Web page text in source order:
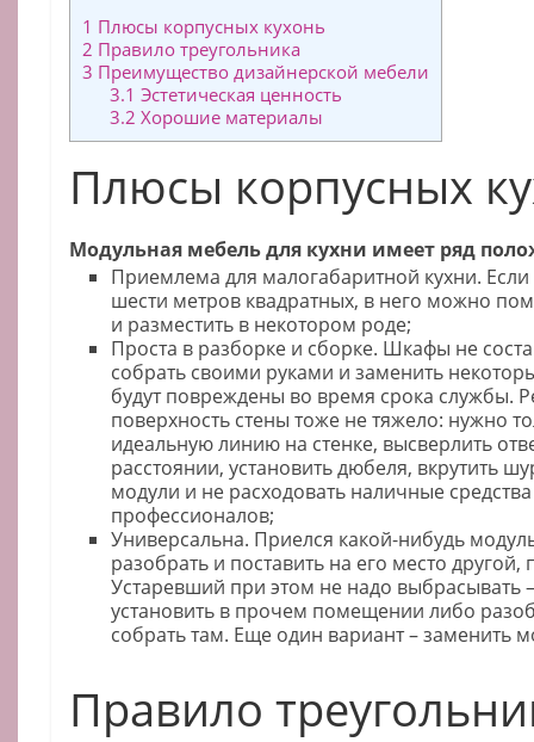
1 Плюсы корпусных кухонь
2 Правило треугольника
3 Преимущество дизайнерской мебели
3.1 Эстетическая ценность
3.2 Хорошие материалы
Плюсы корпусных
Модульная мебель для кухни имеет ряд
Приемлема для малогабаритной кухни.
шести метров квадратных, в него можно
и разместить в некотором роде;
Проста в разборке и сборке. Шкафы не
собрать своими руками и заменить
будут повреждены во время срока службы.
поверхность стены тоже не тяжело: нужно
идеальную линию на стенке, высверлить
расстоянии, установить дюбеля, вкрутить
модули и не расходовать наличные средства
профессионалов;
Универсальна. Приелся какой-нибудь
разобрать и поставить на его место
Устаревший при этом не надо выбрасывать
установить в прочем помещении либо
собрать там. Еще один вариант – заменить
Правило